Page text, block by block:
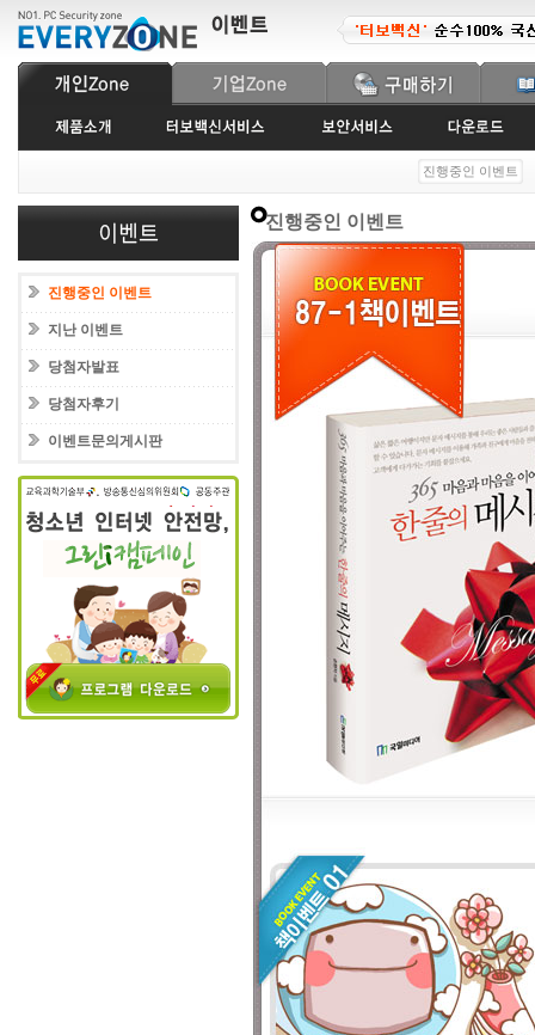
진행중인 이벤트
진행중인 이벤트
지난 이벤트
당첨자발표
당첨자후기
이벤트문의게시판
진행중인 이벤트